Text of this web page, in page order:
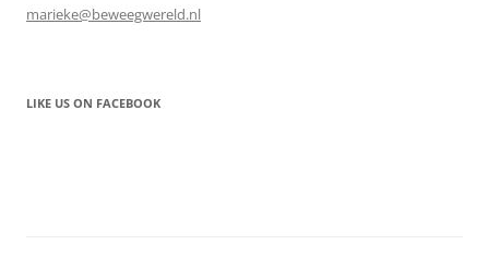
marieke@beweegwereld.nl
LIKE US ON FACEBOOK